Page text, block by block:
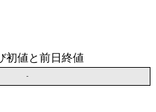
初値と前日終値
-